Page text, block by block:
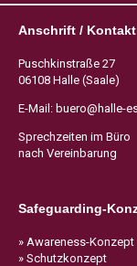
Anschrift / Kontakt
Puschkinstraße 27
06108 Halle (Saale)
E-Mail: buero@halle-
Sprechzeiten im Büro
nach Vereinbarung
Safeguarding-
» Awareness-Konzept
» Schutzkonzept